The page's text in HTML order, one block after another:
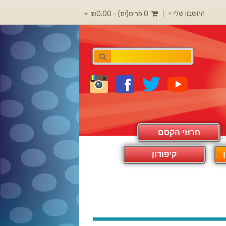
החשבון שלי
חרוזי הקסם
קיפודון